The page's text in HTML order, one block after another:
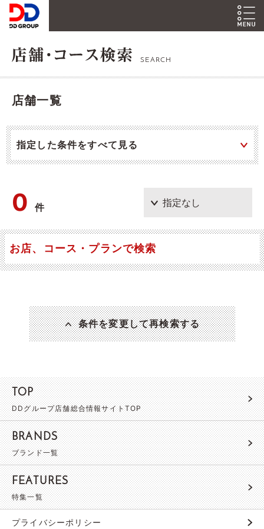
SEARCH
店舗一覧
指定した条件をすべて見る
0件
お店、コース・プランで検索
条件を変更して再検索する
TOP
DDグループ店舗総合情報サイトTOP
BRANDS
ブランド一覧
FEATURES
特集一覧
プライバシーポリシー